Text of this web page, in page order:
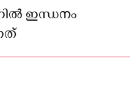
ഇന്ധനം